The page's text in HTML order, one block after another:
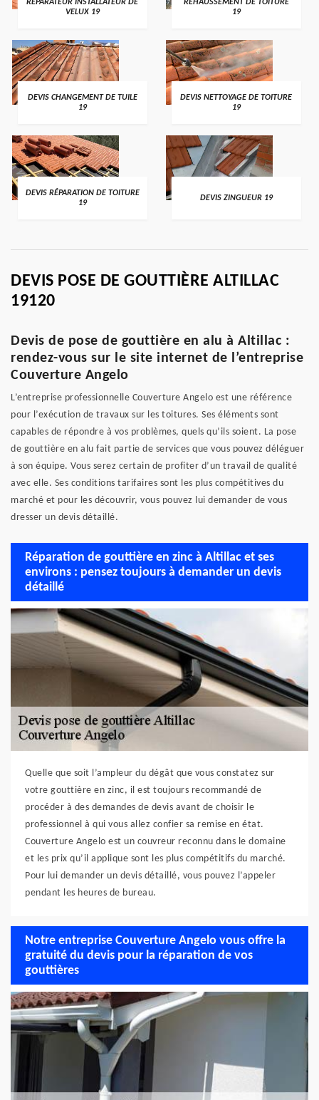
RÉPARATEUR INSTALLATEUR DE
VELUX 19
REHAUSSEMENT DE TOITURE
19
DEVIS CHANGEMENT DE TUILE
19
DEVIS NETTOYAGE DE TOITURE
19
DEVIS RÉPARATION DE TOITURE
19
DEVIS ZINGUEUR 19
DEVIS POSE DE GOUTTIÈRE ALTILLAC
19120
Devis de pose de gouttière en alu à Altillac :
rendez-vous sur le site internet de l’entreprise
Couverture Angelo
L’entreprise professionnelle Couverture Angelo est une référence
pour l’exécution de travaux sur les toitures. Ses éléments sont
capables de répondre à vos problèmes, quels qu’ils soient. La pose
de gouttière en alu fait partie de services que vous pouvez déléguer
à son équipe. Vous serez certain de profiter d’un travail de qualité
avec elle. Ses conditions tarifaires sont les plus compétitives du
marché et pour les découvrir, vous pouvez lui demander de vous
dresser un devis détaillé.
Réparation de gouttière en zinc à Altillac et ses
environs : pensez toujours à demander un devis
détaillé
Quelle que soit l’ampleur du dégât que vous constatez sur
votre gouttière en zinc, il est toujours recommandé de
procéder à des demandes de devis avant de choisir le
professionnel à qui vous allez confier sa remise en état.
Couverture Angelo est un couvreur reconnu dans le domaine
et les prix qu’il applique sont les plus compétitifs du marché.
Pour lui demander un devis détaillé, vous pouvez l’appeler
pendant les heures de bureau.
Notre entreprise Couverture Angelo vous offre la
gratuité du devis pour la réparation de vos
gouttières